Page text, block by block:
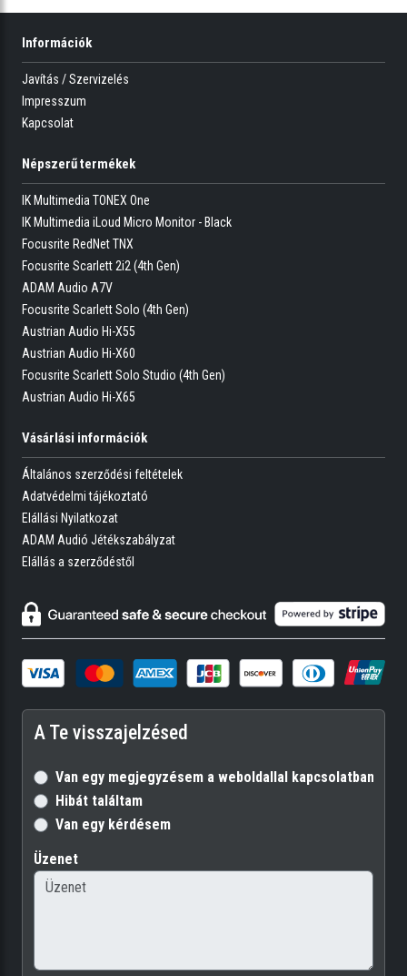
Információk
Javítás / Szervizelés
Impresszum
Kapcsolat
Népszerű termékek
IK Multimedia TONEX One
IK Multimedia iLoud Micro Monitor - Black
Focusrite RedNet TNX
Focusrite Scarlett 2i2 (4th Gen)
ADAM Audio A7V
Focusrite Scarlett Solo (4th Gen)
Austrian Audio Hi-X55
Austrian Audio Hi-X60
Focusrite Scarlett Solo Studio (4th Gen)
Austrian Audio Hi-X65
Vásárlási információk
Általános szerződési feltételek
Adatvédelmi tájékoztató
Elállási Nyilatkozat
ADAM Audió Jétékszabályzat
Elállás a szerződéstől
A Te visszajelzésed
Van egy megjegyzésem a weboldallal kapcsolatban
Hibát találtam
Van egy kérdésem
Üzenet